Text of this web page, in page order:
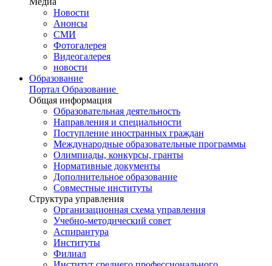
Новости
Анонсы
СМИ
Фотогалерея
Видеогалерея
новости
Образование
Портал Образование
Общая информация
Образовательная деятельность
Направления и специальности
Поступление иностранных граждан
Международные образовательные программы
Олимпиады, конкурсы, гранты
Нормативные документы
Дополнительное образование
Совместные институты
Структура управления
Организационная схема управления
Учебно-методический совет
Аспирантура
Институты
Филиал